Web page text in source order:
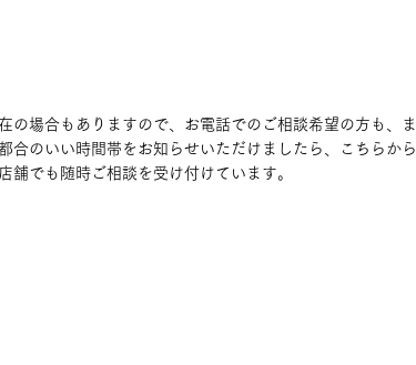
の場合もありますので、お電話でのご相談希望の方も、
合のいい時間帯をお知らせいただけましたら、こちらか
​＊店舗でも随時ご相談を受け付けています。